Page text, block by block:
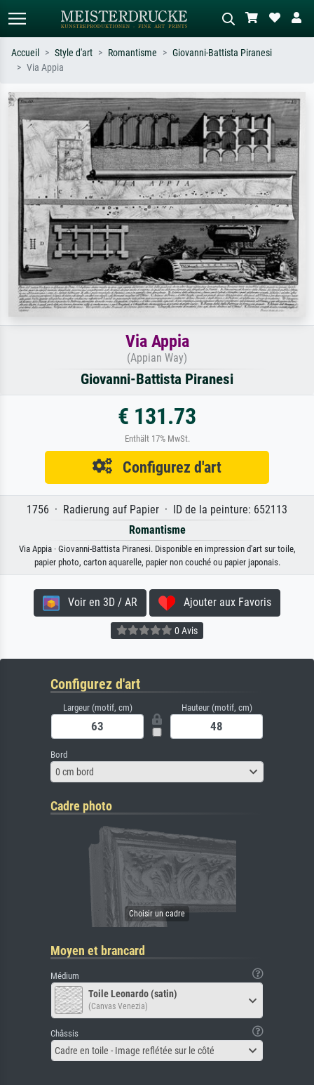
Recherchez par artiste, titre ou style –
ex. Monet, Nuit étoilée,
impressionnisme, vague de Hokusai,
nu.
Décrivez la scène – ex. prairie verte,
abstrait avec beaucoup de rouge,
tableau sombre, nu debout près d'un
arbre.
Accueil Style d'art Romantisme
Giovanni-Battista Piranesi
Via Appia
Via Appia
(Appian Way)
Giovanni-Battista Piranesi
€ 131.73
Enthält 17% MwSt.
Configurez d'art
1756 · Radierung auf Papier · ID de la peinture: 652113
Romantisme
Via Appia · Giovanni-Battista Piranesi. Disponible en impression d'art sur toile,
papier photo, carton aquarelle, papier non couché ou papier japonais.
Voir en 3D / AR Ajouter aux Favoris
0 Avis
Configurez d'art
Largeur (motif, cm) Hauteur (motif, cm)
Bord
0 cm bord
Cadre photo
Moyen et brancard
Médium
Toile Leonardo (satin)
(Canvas Venezia)
Châssis
Cadre en toile - Image reflétée sur le côté